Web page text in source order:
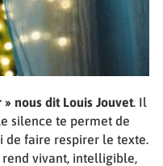
nous dit Louis Jouvet. Il
silence te permet de
de faire respirer le texte.
rend vivant, intelligible,